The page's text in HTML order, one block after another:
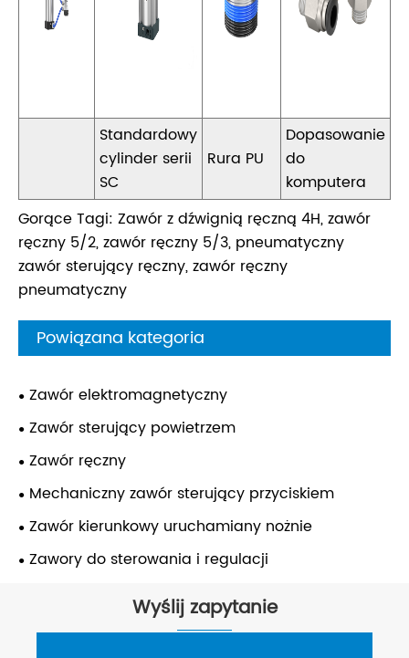
Standardowy
cylinder serii
SC
Rura PU
Dopasowanie
do
komputera
Gorące Tagi: Zawór z dźwignią ręczną 4H, zawór
ręczny 5/2, zawór ręczny 5/3, pneumatyczny
zawór sterujący ręczny, zawór ręczny
pneumatyczny
Powiązana kategoria
Zawór elektromagnetyczny
Zawór sterujący powietrzem
Zawór ręczny
Mechaniczny zawór sterujący przyciskiem
Zawór kierunkowy uruchamiany nożnie
Zawory do sterowania i regulacji
Wyślij zapytanie